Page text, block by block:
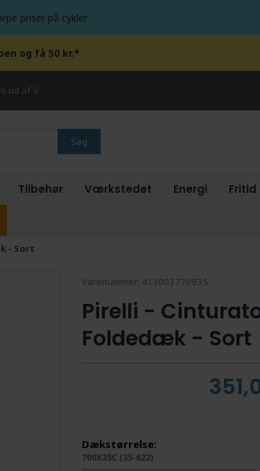
priser på cykler
og få 50 kr.*
ud af 5
Søg
Tilbehør Værkstedet Energi Fritid
- Sort
Varenummer: 413003770935
Pirelli -
Foldedæk - Sort
Dækstørrelse:
700X35C (35-622)